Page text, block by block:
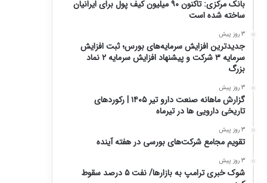
بانک مرکزی: تاکنون ۹۰ میلیون کیف پول برای ایرانیان
ساخته شده است
3 روز پیش
جدیدترین افزایش سرمایه‌های بورس؛ ثبت افزایش
سرمایه ۳ شرکت و پیشنهاد افزایش سرمایه ۲ نماد
بزرگ
3 روز پیش
گزارش ماهانه صنعت دارو تیر ۱۴۰۵ | رکوردهای
تاریخی دارویی ها در تیرماه
3 روز پیش
تقویم مجامع شرکت‌های بورسی در هفته آینده
3 روز پیش
شوک خبری ترامپ به بازارها/ نفت ۵ درصد سقوط